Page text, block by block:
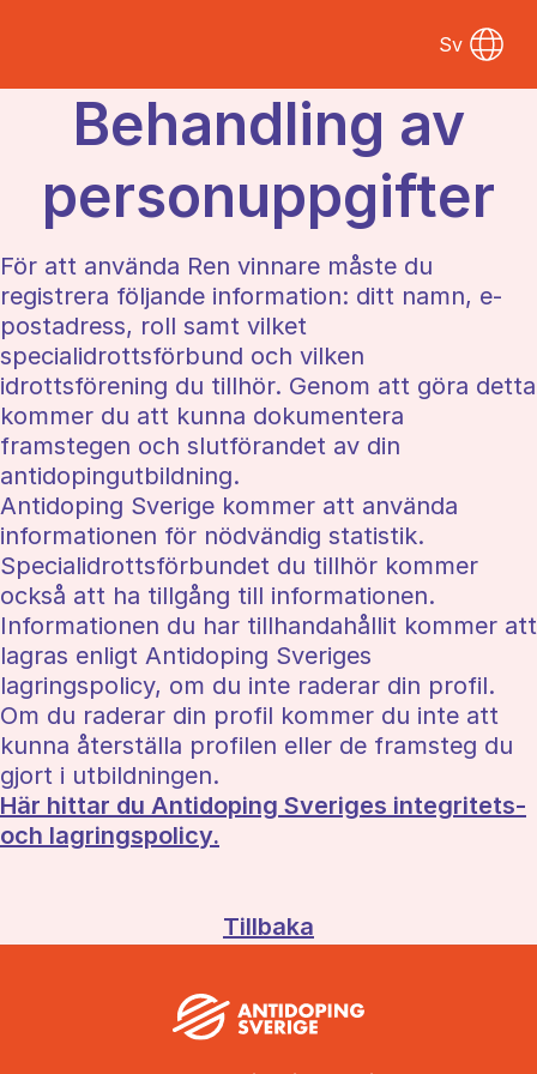
Sv
Behandling av
personuppgifter
För att använda Ren vinnare måste du
registrera följande information: ditt namn, e-
postadress, roll samt vilket
specialidrottsförbund och vilken
idrottsförening du tillhör. Genom att göra detta
kommer du att kunna dokumentera
framstegen och slutförandet av din
antidopingutbildning.
Antidoping Sverige kommer att använda
informationen för nödvändig statistik.
Specialidrottsförbundet du tillhör kommer
också att ha tillgång till informationen.
Informationen du har tillhandahållit kommer att
lagras enligt Antidoping Sveriges
lagringspolicy, om du inte raderar din profil.
Om du raderar din profil kommer du inte att
kunna återställa profilen eller de framsteg du
gjort i utbildningen.
Här hittar du Antidoping Sveriges integritets-
och lagringspolicy.
Tillbaka